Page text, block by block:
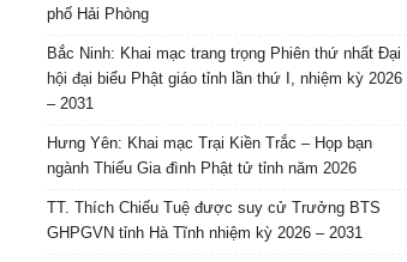
phố Hải Phòng
Bắc Ninh: Khai mạc trang trọng Phiên thứ nhất Đại
hội đại biểu Phật giáo tỉnh lần thứ I, nhiệm kỳ 2026
– 2031
Hưng Yên: Khai mạc Trại Kiền Trắc – Họp bạn
ngành Thiếu Gia đình Phật tử tỉnh năm 2026
TT. Thích Chiếu Tuệ được suy cử Trưởng BTS
GHPGVN tỉnh Hà Tĩnh nhiệm kỳ 2026 – 2031